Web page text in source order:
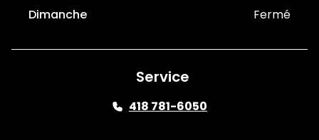
Dimanche Fermé
Service
418 781-6050